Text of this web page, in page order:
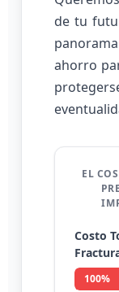
de tu
ahorro
EL
Costo
100%